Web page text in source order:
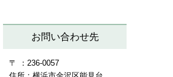
お問い合わせ先
〒 ：236-0057